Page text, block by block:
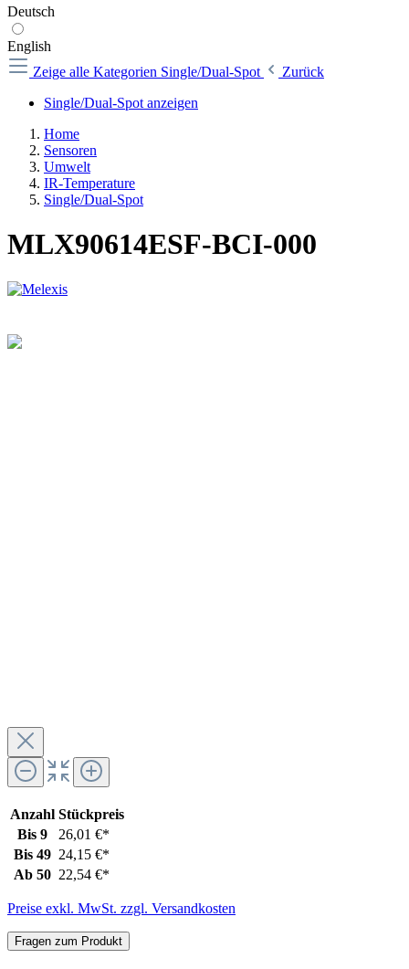
Deutsch
English
Zeige alle Kategorien Single/Dual-Spot
Zurück
Single/Dual-Spot anzeigen
Home
Sensoren
Umwelt
IR-Temperature
Single/Dual-Spot
MLX90614ESF-BCI-000
Anzahl Stückpreis
Bis 9
26,01 €*
Bis 49 24,15 €*
Ab 50 22,54 €*
Preise exkl. MwSt. zzgl. Versandkosten
Fragen zum Produkt